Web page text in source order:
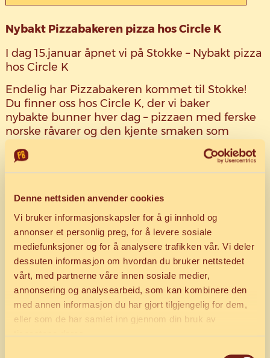
Denne nettsiden anvender cookies
Vi bruker informasjonskapsler for å gi innhold og
annonser et personlig preg, for å levere sosiale
mediefunksjoner og for å analysere trafikken vår. Vi deler
dessuten informasjon om hvordan du bruker nettstedet
vårt, med partnerne våre innen sosiale medier,
annonsering og analysearbeid, som kan kombinere den
med annen informasjon du har gjort tilgjengelig for dem,
eller som de har samlet inn gjennom din bruk av
tjenestene deres.
Nybakt Pizzabakeren pizza hos Circle K
I dag 15.januar åpnet vi på Stokke – Nybakt pizza
hos Circle K
Endelig har Pizzabakeren kommet til Stokke!
Du finner oss hos Circle K, der vi baker
nybakte bunner hver dag – pizzaen med ferske
norske råvarer og den kjente smaken som
smaker mer enn den koster. Velg pizza til
takeaway eller få den levert rykende fersk der du
er!
Bestill pizza på nett eller i app
Bestill direkte i PB-appen eller
påpizzabakeren.no
Velg henting (takeaway) eller levering
Få tilgang til kampanjer og fordeler
som PB-vennellerPB-bedrift
Takeaway fra Circle K Stokke